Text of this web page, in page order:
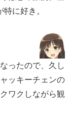
に好き。
ったので、久し
ッキーチェンの
ワクしながら観